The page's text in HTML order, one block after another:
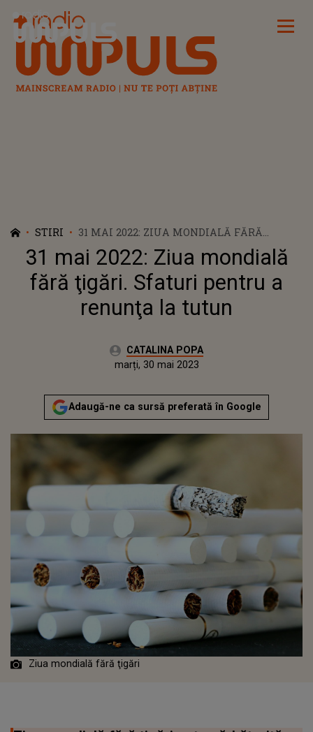
Radio Impuls
STIRI
31 MAI 2022: ZIUA MONDIALĂ FĂRĂ
ŢIGĂRI. SFATURI PENTRU A RENUNŢA LA
TUTUN
31 mai 2022: Ziua mondială
fără ţigări. Sfaturi pentru a
renunţa la tutun
Autor:CATALINA POPA
Actualizat:
marți, 30 mai 2023
Adaugă-ne ca sursă preferată în Google
Ziua mondială fără ţigări